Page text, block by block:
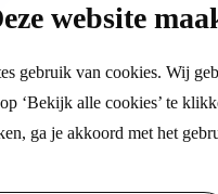
website
gebruik van cookies. Wij
‘Bekijk alle cookies’ te
ga je akkoord met het